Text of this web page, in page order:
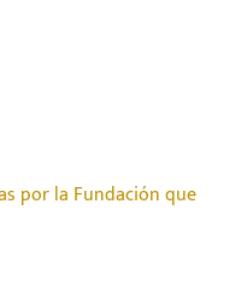
por la Fundación que